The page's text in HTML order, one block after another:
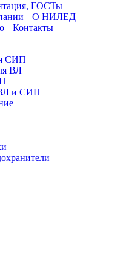
ГОСТы
О НИЛЕД
Контакты
СИП
ВЛ
ВЛ и СИП